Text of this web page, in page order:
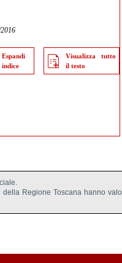
Espandi
indice
Visualizza tutto
il testo
Regione Toscana hanno